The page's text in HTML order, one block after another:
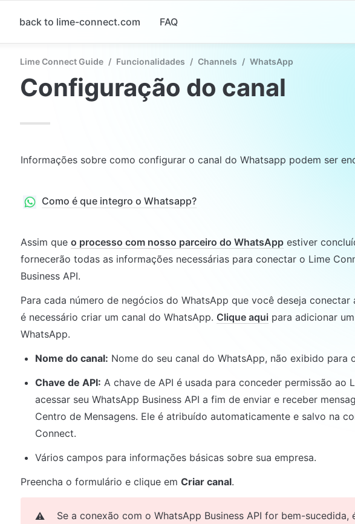
back to lime-connect.com FAQ
Lime Connect Guide / Funcionalidades / Channels / WhatsApp
Configuração do canal
Informações sobre como configurar o canal do Whatsapp podem ser
Como é que integro o Whatsapp?
Assim que o processo com nosso parceiro do WhatsApp estiver
fornecerão todas as informações necessárias para conectar o Lime
Business API.
Para cada número de negócios do WhatsApp que você deseja conectar
é necessário criar um canal do WhatsApp. Clique aqui para adicionar
WhatsApp.
Nome do canal: Nome do seu canal do WhatsApp, não exibido para
Chave de API: A chave de API é usada para conceder permissão ao
acessar seu WhatsApp Business API a fim de enviar e receber
Centro de Mensagens. Ele é atribuído automaticamente e salvo na
Connect.
Vários campos para informações básicas sobre sua empresa.
Preencha o formulário e clique em Criar canal
⚠️
Se a conexão com o WhatsApp Business API for bem-sucedida,